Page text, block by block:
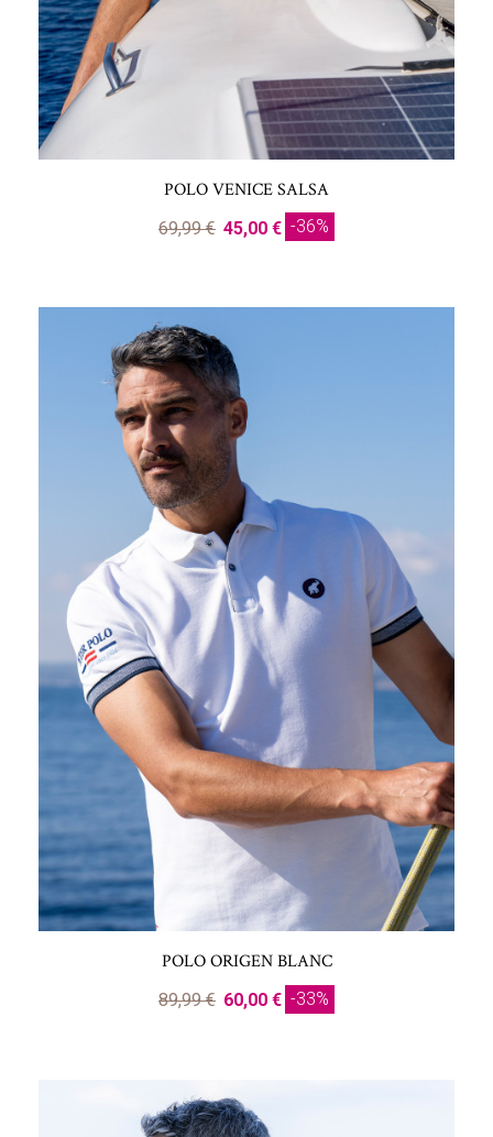
POLO VENICE SALSA
69,99 € 45,00 € -36%
POLO ORIGEN BLANC
89,99 € 60,00 € -33%